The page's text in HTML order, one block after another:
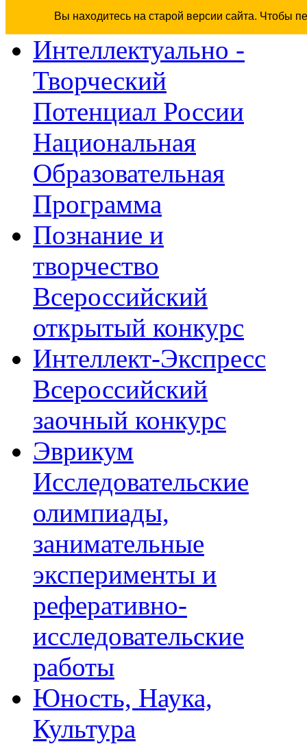
Вы находитесь на старой версии сайта. Чтобы
Интеллектуально -
Творческий
Потенциал России
Национальная
Образовательная
Программа
Познание и
творчество
Всероссийский
открытый конкурс
Интеллект-Экспресс
Всероссийский
заочный конкурс
Эврикум
Исследовательские
олимпиады,
занимательные
эксперименты и
реферативно-
исследовательские
работы
Юность, Наука,
Культура